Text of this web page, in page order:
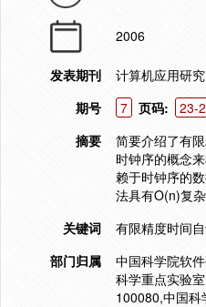
2006
发表期刊
计算机应用研究
期号
7 页码:
23-
摘要
简要介绍了有
时钟序的概念
赖于时钟序的
法具有O(n)复
关键词
有限精度时间
部门归属
中国科学院软
科学重点实验
100080,中国